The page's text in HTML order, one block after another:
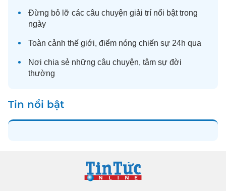
Đừng bỏ lỡ các câu chuyện giải trí nổi bật trong
ngày
Toàn cảnh thế giới, điểm nóng chiến sự 24h qua
Nơi chia sẻ những câu chuyện, tâm sự đời
thường
Tin nổi bật